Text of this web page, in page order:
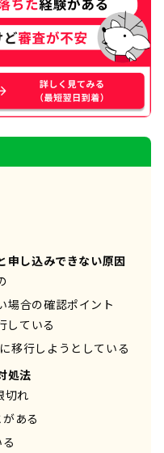
し込みできない原因
場合の確認ポイント
している
移行しようとしている
処法
切れ
ある